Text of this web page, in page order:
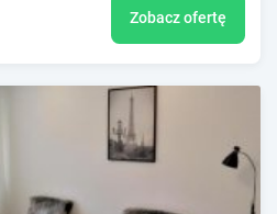
Zobacz ofertę